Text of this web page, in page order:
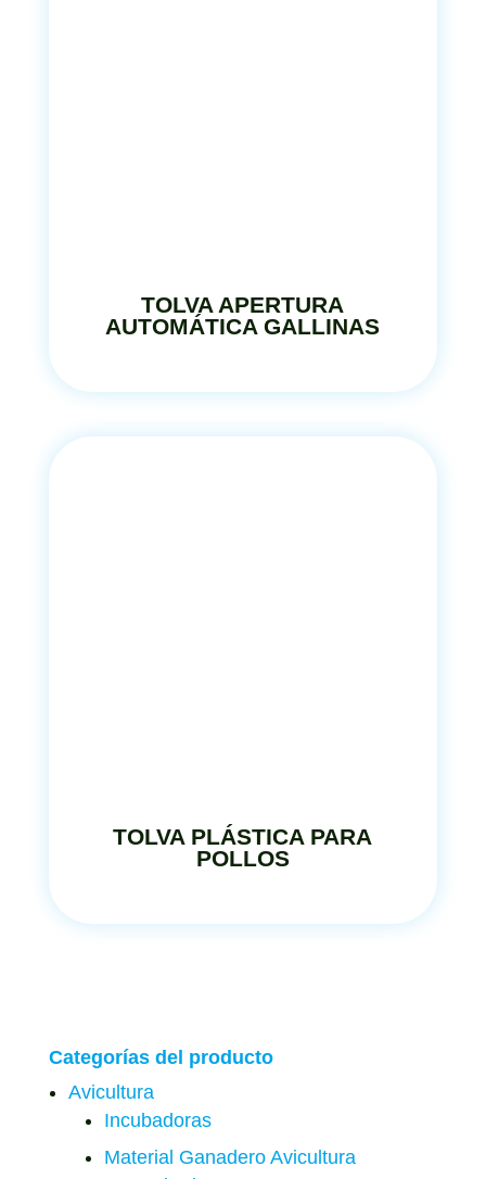
Categorías del producto
Avicultura
Incubadoras
Material Ganadero Avicultura
TOLVA APERTURA
AUTOMÁTICA GALLINAS
TOLVA PLÁSTICA PARA
POLLOS